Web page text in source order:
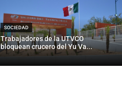
SOCIEDAD
Trabajadores de la UTVCO
bloquean crucero del Yu Va...